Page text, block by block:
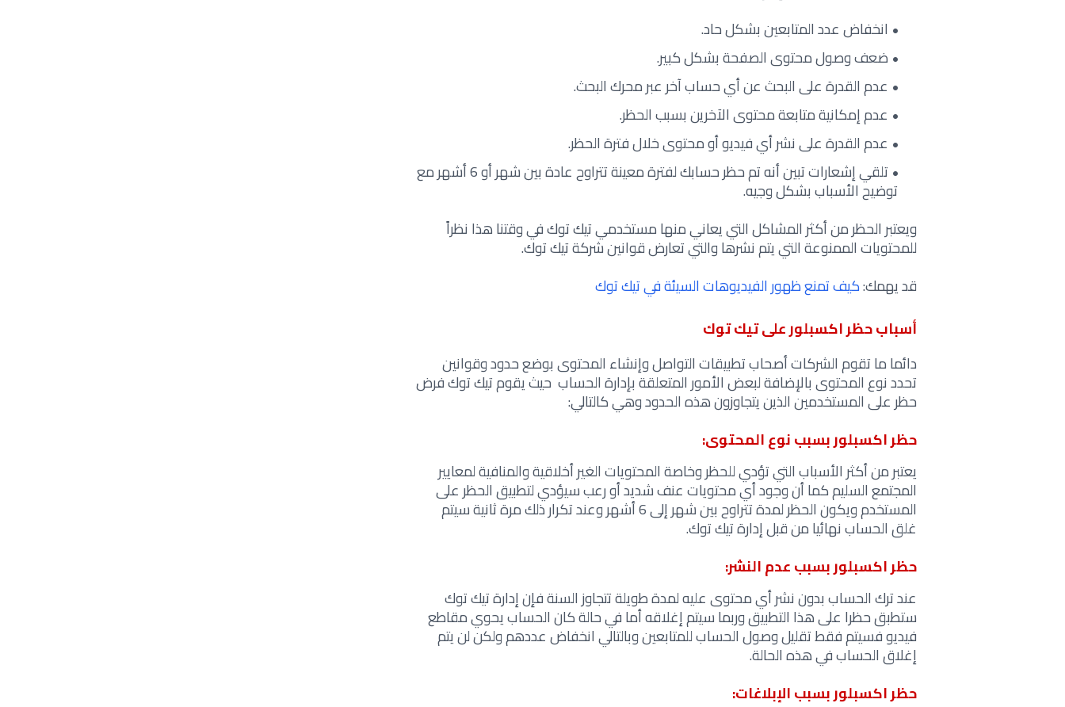
انخفاض عدد المتابعين بشكل حاد.
ضعف وصول محتوى الصفحة بشكل كبير.
عدم القدرة على البحث عن أي حساب آخر عبر محرك البحث.
عدم إمكانية متابعة محتوى الآخرين بسبب الحظر.
عدم القدرة على نشر أي فيديو أو محتوى خلال فترة الحظر.
تلقي إشعارات تبين أنه تم حظر حسابك لفترة معينة تتراوح عادة بين شهر أو 6 أشهر مع
توضيح الأسباب بشكل وجيه.
ويعتبر الحظر من أكثر المشاكل التي يعاني منها مستخدمي تيك توك في وقتنا هذا نظراً
للمحتويات الممنوعة التي يتم نشرها والتي تعارض قوانين شركة تيك توك.
قد يهمك:كيف تمنع ظهور الفيديوهات السيئة في تيك توك
أسباب حظر اكسبلور على تيك توك
دائما ما تقوم الشركات أصحاب تطبيقات التواصل وإنشاء المحتوى بوضع حدود وقوانين
تحدد نوع المحتوى بالإضافة لبعض الأمور المتعلقة بإدارة الحساب حيث يقوم تيك توك فرض
حظر على المستخدمين الذين يتجاوزون هذه الحدود وهي كالتالي:
حظر اكسبلور بسبب نوع المحتوى:
يعتبر من أكثر الأسباب التي تؤدي للحظر وخاصة المحتويات الغير أخلاقية والمنافية لمعايير
المجتمع السليم كما أن وجود أي محتويات عنف شديد أو رعب سيؤدي لتطبيق الحظر على
المستخدم ويكون الحظر لمدة تتراوح بين شهر إلى 6 أشهر وعند تكرار ذلك مرة ثانية سيتم
غلق الحساب نهائيا من قبل إدارة تيك توك.
حظر اكسبلور بسبب عدم النشر:
عند ترك الحساب بدون نشر أي محتوى عليه لمدة طويلة تتجاوز السنة فإن إدارة تيك توك
ستطبق حظرا على هذا التطبيق وربما سيتم إغلاقه أما في حالة كان الحساب يحوي مقاطع
فيديو فسيتم فقط تقليل وصول الحساب للمتابعين وبالتالي انخفاض عددهم ولكن لن يتم
إغلاق الحساب في هذه الحالة.
حظر اكسبلور بسبب الإبلاغات: